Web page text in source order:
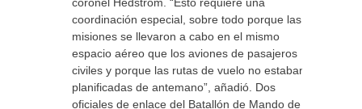
coordinación especial, sobre todo porque las
misiones se llevaron a cabo en el mismo
espacio aéreo que los aviones de pasajeros
civiles y porque las rutas de vuelo no estaban
planificadas de antemano”, añadió. Dos
oficiales de enlace del Batallón de Mando de